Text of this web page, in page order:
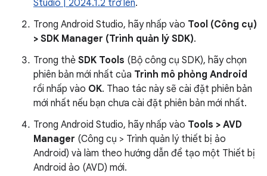
Studio | 2024.1.2 trở lên.
Trong Android Studio, hãy nhấp vào Tool (Công cụ)
> SDK Manager (Trình quản lý SDK).
Trong thẻ SDK Tools (Bộ công cụ SDK), hãy chọn
phiên bản mới nhất của Trình mô phỏng Android
rồi nhấp vào OK. Thao tác này sẽ cài đặt phiên bản
mới nhất nếu bạn chưa cài đặt phiên bản mới nhất.
Trong Android Studio, hãy nhấp vào Tools > AVD
Manager (Công cụ > Trình quản lý thiết bị ảo
Android) và làm theo hướng dẫn để tạo một Thiết bị
Android ảo (AVD) mới.